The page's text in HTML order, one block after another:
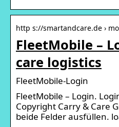
http s://smartandcare.de ›
FleetMobile –
care logistics
FleetMobile-Login
FleetMobile – Login.
Copyright Carry & Care
beide Felder ausfüllen.